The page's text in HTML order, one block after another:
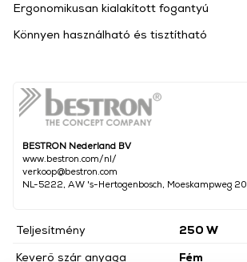
BESTRON Nederland BV
www.bestron.com/nl/
verkoop@bestron.com
NL-5222, AW 's-Hertogenbosch, Moeskampweg 20
Teljesítmény
250 W
Keverő szár anyaga
Fém
Ergonomikusan kialakított fogantyú
Könnyen használható és tisztítható